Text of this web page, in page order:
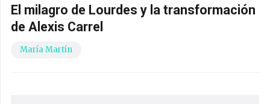
El milagro de Lourdes y la transformación
de Alexis Carrel
María Martín